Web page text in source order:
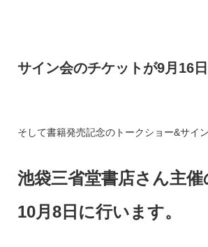
サイン会のチケットが9月16
そして書籍発売記念のトークショー&サイ
池袋三省堂書店さん主催
10月8日に行います。